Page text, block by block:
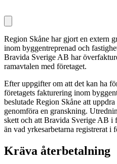
Region Skåne har gjort en extern
inom byggentreprenad och
Bravida Sverige AB har
ramavtalen med företaget.
Efter uppgifter om att det kan ha
företagets fakturering inom
beslutade Region Skåne att
genomföra en granskning.
skett och att Bravida Sverige AB i
än vad yrkesarbetarna registrerat i
Kräva återbetalning